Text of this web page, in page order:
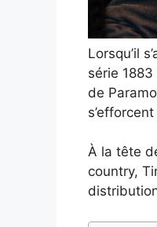
Lorsqu’il
série
de
À la tête
country,